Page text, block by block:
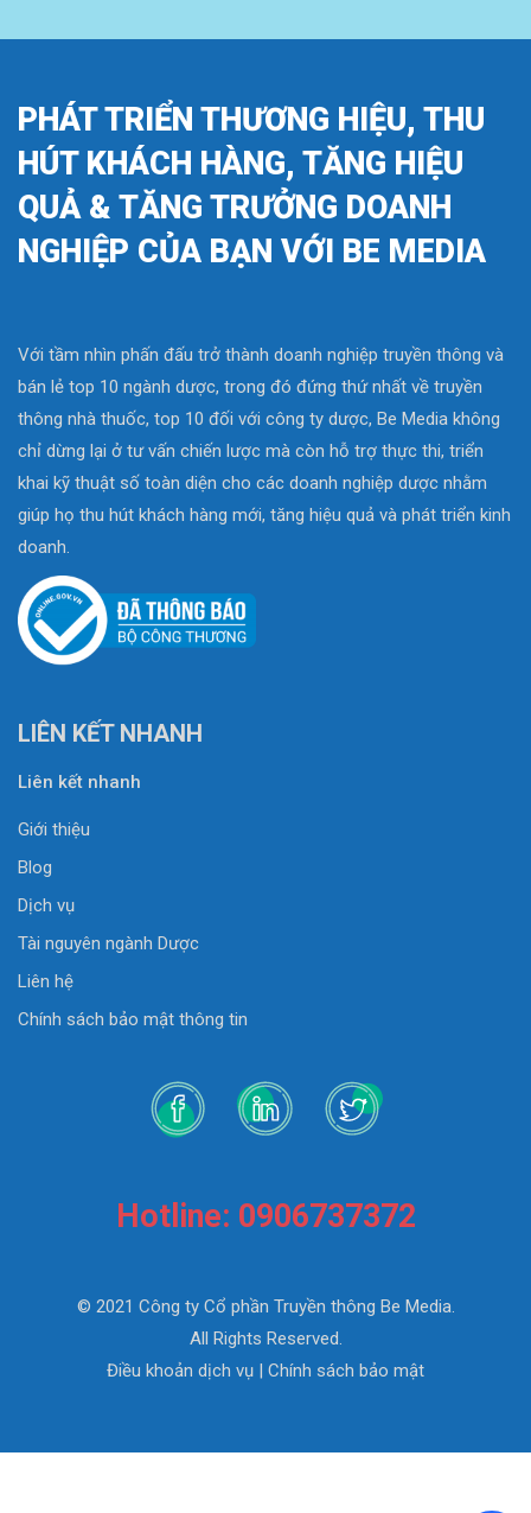
PHÁT TRIỂN THƯƠNG HIỆU, THU
HÚT KHÁCH HÀNG, TĂNG HIỆU
QUẢ & TĂNG TRƯỞNG DOANH
NGHIỆP CỦA BẠN VỚI BE MEDIA
Với tầm nhìn phấn đấu trở thành doanh nghiệp truyền thông và
bán lẻ top 10 ngành dược, trong đó đứng thứ nhất về truyền
thông nhà thuốc, top 10 đối với công ty dược, Be Media không
chỉ dừng lại ở tư vấn chiến lược mà còn hỗ trợ thực thi, triển
khai kỹ thuật số toàn diện cho các doanh nghiệp dược nhằm
giúp họ thu hút khách hàng mới, tăng hiệu quả và phát triển kinh
doanh.
LIÊN KẾT NHANH
Liên kết nhanh
Giới thiệu
Blog
Dịch vụ
Tài nguyên ngành Dược
Liên hệ
Chính sách bảo mật thông tin
Hotline: 0906737372
© 2021 Công ty Cổ phần Truyền thông Be Media.
All Rights Reserved.
Điều khoản dịch vụ | Chính sách bảo mật